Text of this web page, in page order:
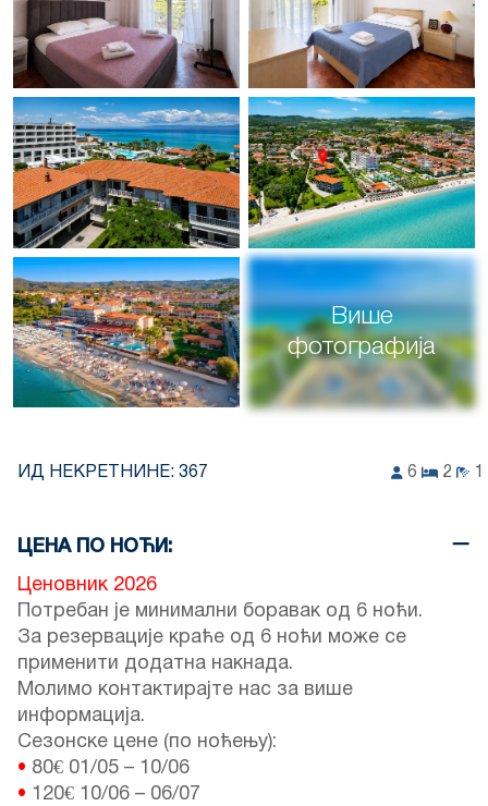
Више
фотографија
ИД НЕКРЕТНИНЕ: 367 6 2 1
ЦЕНА ПО НОЋИ:
Ценовник 2026
Потребан је минимални боравак од 6 ноћи.
За резервације краће од 6 ноћи може се
применити додатна накнада.
Молимо контактирајте нас за више
информација.
Сезонске цене (по ноћењу):
• 80€ 01/05 – 10/06
• 120€ 10/06 – 06/07